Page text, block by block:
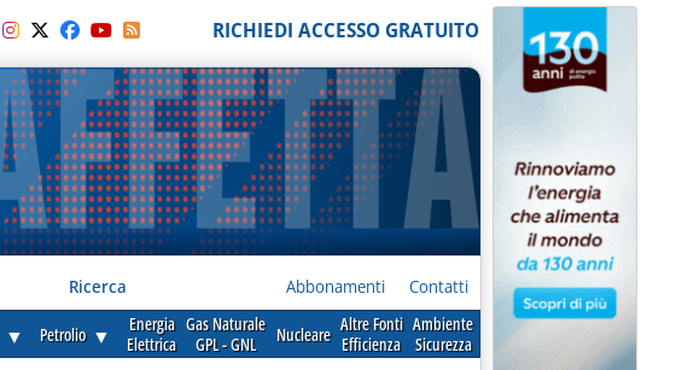
RICHIEDI ACCESSO GRATUITO
Ricerca Abbonamenti Contatti
▼ Petrolio ▼
Energia
Elettrica
Gas Naturale
GPL - GNL
Nucleare Altre Fonti
Efficienza
Ambiente
Sicurezza